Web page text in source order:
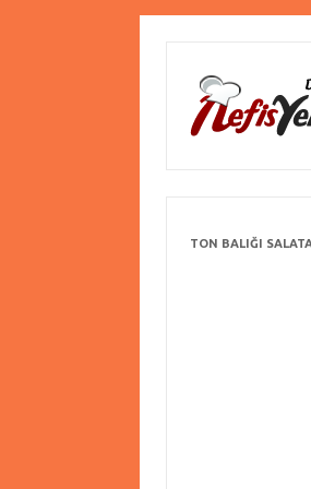
TON BALIĞI